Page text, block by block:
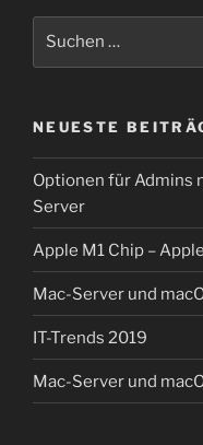
NEUESTE
Optionen für Admins
Server
Apple M1 Chip –
Mac-Server und
IT-Trends 2019
Mac-Server und